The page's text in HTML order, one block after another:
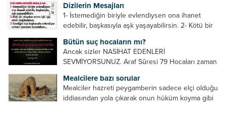
ve sellem beni dövmedi, azarlamadı ve bana
sövmedi. Ben ne ondan önce...
Dizilerin Mesajları
1- İstemediğin biriyle evlendiysen ona ihanet
edebilir, başkasıyla aşk yaşayabilirsin. 2- Kötü bir
Sevdiğin kişi başkasıyla evlendiyse onların
yuvasını bozmalısın. 4- Hiçbir dizide...
Bütün suç hocaların mı?
Ancak sizler NASİHAT EDENLERİ
SEVMİYORSUNUZ. Araf Sûresi 79 Hocaları zaman
geliştirmeleri hususunda bazen açık bazen gizli
tenkitlerde bulunmuşuzdur. Örneğin hocalarda
olması gereken hususları sıralar ve...
Mealcilere bazı sorular
Mealciler hazreti peygamberin sadece elçi olduğu
iddiasından yola çıkarak onun hüküm koyma gibi